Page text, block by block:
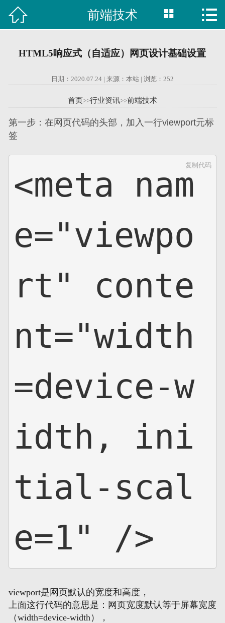
 首页
行业资讯
51La
网页地图
文本地图
 前端技术  
HTML5响应式（自适应）网页设计基础设置
日期：2020.07.24 | 来源：本站 | 浏览： 252
首页>>行业资讯>>前端技术
第一步：在网页代码的头部，加入一行viewport元标
签
复制代码
<meta nam
e="viewpo
rt" conte
nt="width
=device-w
idth, ini
tial-scal
e=1" />
viewport是网页默认的宽度和高度，
上面这行代码的意思是：网页宽度默认等于屏幕宽度
（width=device-width），